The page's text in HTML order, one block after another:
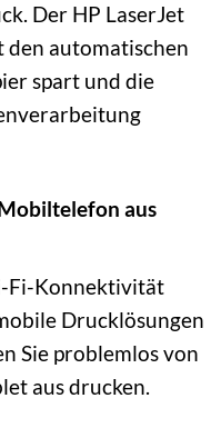
Der HP LaserJet
automatischen
spart und die
aus
Fi-Konnektivität
Drucklösungen
Sie problemlos von
aus drucken.